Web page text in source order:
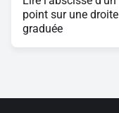
point sur une droite
graduée